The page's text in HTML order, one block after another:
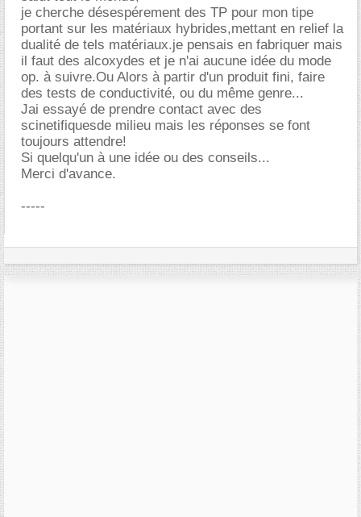
je cherche désespérement des TP pour mon tipe
portant sur les matériaux hybrides,mettant en relief la
dualité de tels matériaux.je pensais en fabriquer mais
il faut des alcoxydes et je n'ai aucune idée du mode
op. à suivre.Ou Alors à partir d'un produit fini, faire
des tests de conductivité, ou du même genre...
Jai essayé de prendre contact avec des
scinetifiquesde milieu mais les réponses se font
toujours attendre!
Si quelqu'un à une idée ou des conseils...
Merci d'avance.
-----